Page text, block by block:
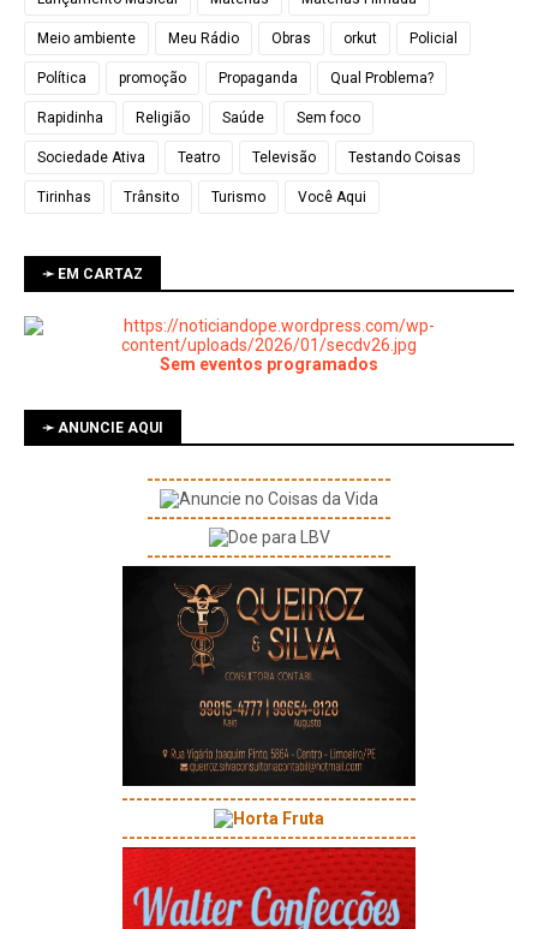
Meio ambiente Meu Rádio Obras orkut Policial
Política promoção Propaganda Qual Problema?
Rapidinha Religião Saúde Sem foco
Sociedade Ativa Teatro Televisão Testando Coisas
Tirinhas Trânsito Turismo Você Aqui
➛ EM CARTAZ
Sem eventos programados
➛ ANUNCIE AQUI
----------------------------------
----------------------------------
----------------------------------
-----------------------------------------
-----------------------------------------